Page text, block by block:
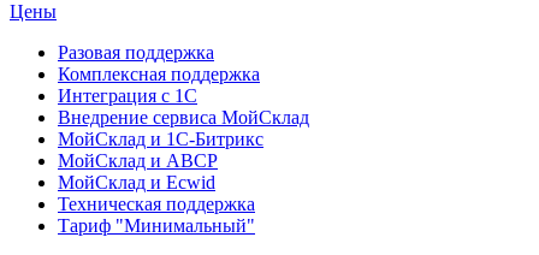
Цены
Разовая поддержка
Комплексная поддержка
Интеграция с 1С
Внедрение сервиса МойСклад
МойСклад и 1С-Битрикс
МойСклад и ABCP
МойСклад и Ecwid
Техническая поддержка
Тариф "Минимальный"